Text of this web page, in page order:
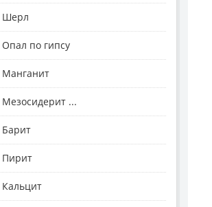
Шерл
по гипсу
...